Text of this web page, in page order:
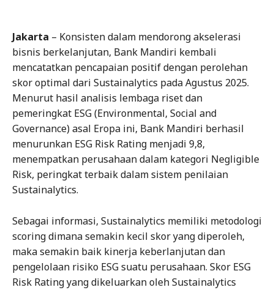
Jakarta – Konsisten dalam mendorong akselerasi
bisnis berkelanjutan, Bank Mandiri kembali
mencatatkan pencapaian positif dengan perolehan
skor optimal dari Sustainalytics pada Agustus 2025.
Menurut hasil analisis lembaga riset dan
pemeringkat ESG (Environmental, Social and
Governance) asal Eropa ini, Bank Mandiri berhasil
menurunkan ESG Risk Rating menjadi 9,8,
menempatkan perusahaan dalam kategori Negligible
Risk, peringkat terbaik dalam sistem penilaian
Sustainalytics.
Sebagai informasi, Sustainalytics memiliki metodologi
scoring dimana semakin kecil skor yang diperoleh,
maka semakin baik kinerja keberlanjutan dan
pengelolaan risiko ESG suatu perusahaan. Skor ESG
Risk Rating yang dikeluarkan oleh Sustainalytics